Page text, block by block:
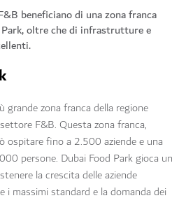
beneficiano di una zona franca
oltre che di infrastrutture e
grande zona franca della regione
F&B. Questa zona franca,
fino a 2.500 aziende e una
persone. Dubai Food Park gioca un
la crescita delle aziende
i massimi standard e la domanda dei